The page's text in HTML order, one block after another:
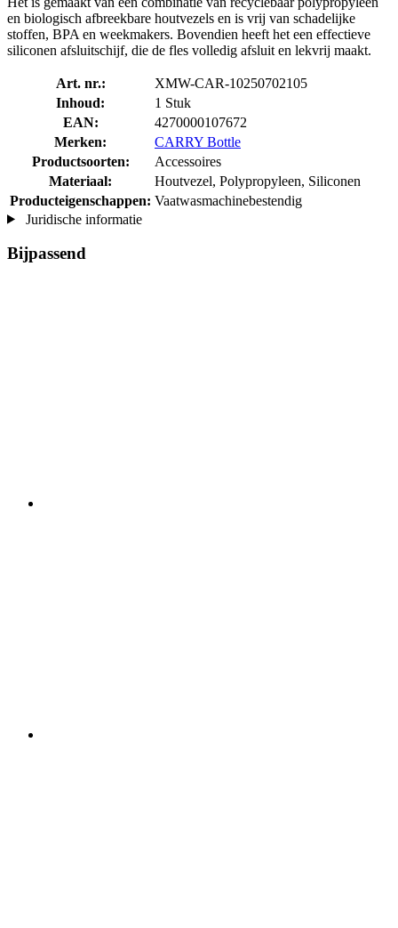
en biologisch afbreekbare houtvezels en is vrij van schadelijke
stoffen, BPA en weekmakers. Bovendien heeft het een effectieve
siliconen afsluitschijf, die de fles volledig afsluit en lekvrij maakt.
Art. nr.:
XMW-CAR-10250702105
Inhoud:
1 Stuk
EAN:
4270000107672
Merken:
CARRY Bottle
Productsoorten:
Accessoires
Materiaal:
Houtvezel, Polypropyleen, Siliconen
Producteigenschappen: Vaatwasmachinebestendig
Juridische informatie
Bijpassend